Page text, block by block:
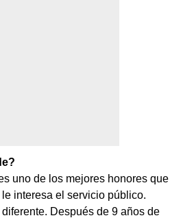
uno de los mejores honores que
interesa el servicio público.
Después de 9 años de